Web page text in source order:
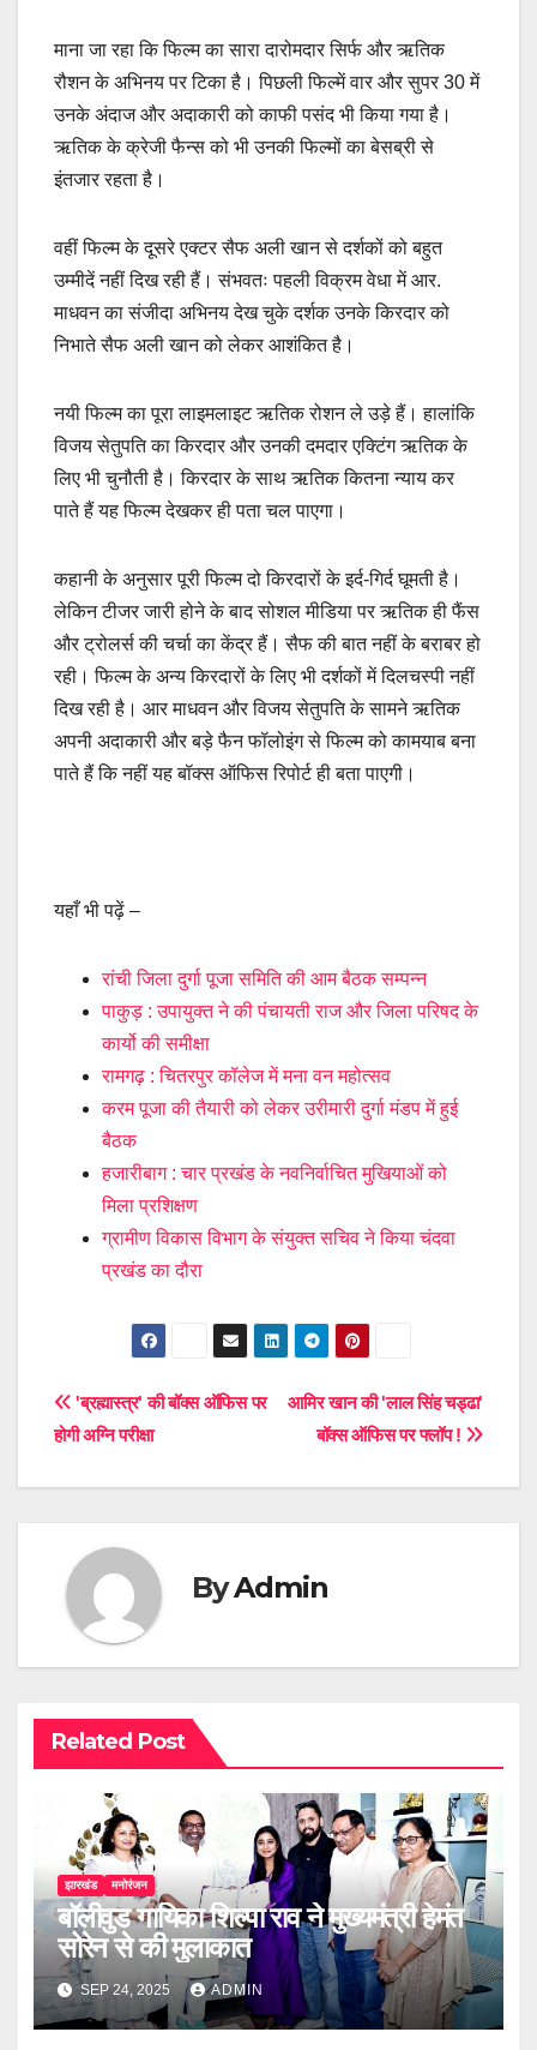
माना जा रहा कि फिल्म का सारा दारोमदार सिर्फ और ऋतिक
रौशन के अभिनय पर टिका है। पिछली फिल्में वार और सुपर 30 में
उनके अंदाज और अदाकारी को काफी पसंद भी किया गया है।
ऋतिक के क्रेजी फैन्स को भी उनकी फिल्मों का बेसब्री से
इंतजार रहता है।
वहीं फिल्म के दूसरे एक्टर सैफ अली खान से दर्शकों को बहुत
उम्मीदें नहीं दिख रही हैं। संभवतः पहली विक्रम वेधा में आर.
माधवन का संजीदा अभिनय देख चुके दर्शक उनके किरदार को
निभाते सैफ अली खान को लेकर आशंकित है।
नयी फिल्म का पूरा लाइमलाइट ऋतिक रोशन ले उड़े हैं। हालांकि
विजय सेतुपति का किरदार और उनकी दमदार एक्टिंग ऋतिक के
लिए भी चुनौती है। किरदार के साथ ऋतिक कितना न्याय कर
पाते हैं यह फिल्म देखकर ही पता चल पाएगा।
कहानी के अनुसार पूरी फिल्म दो किरदारों के इर्द-गिर्द घूमती है।
लेकिन टीजर जारी होने के बाद सोशल मीडिया पर ऋतिक ही फैंस
और ट्रोलर्स की चर्चा का केंद्र हैं। सैफ की बात नहीं के बराबर हो
रही। फिल्म के अन्य किरदारों के लिए भी दर्शकों में दिलचस्पी नहीं
दिख रही है। आर माधवन और विजय सेतुपति के सामने ऋतिक
अपनी अदाकारी और बड़े फैन फॉलोइंग से फिल्म को कामयाब बना
पाते हैं कि नहीं यह बॉक्स ऑफिस रिपोर्ट ही बता पाएगी।
यहाँ भी पढ़ें –
रांची जिला दुर्गा पूजा समिति की आम बैठक सम्पन्न
पाकुड़ : उपायुक्त ने की पंचायती राज और जिला परिषद के
कार्यो की समीक्षा
रामगढ़ : चितरपुर कॉलेज में मना वन महोत्सव
करम पूजा की तैयारी को लेकर उरीमारी दुर्गा मंडप में हुई
बैठक
हजारीबाग : चार प्रखंड के नवनिर्वाचित मुखियाओं को
मिला प्रशिक्षण
ग्रामीण विकास विभाग के संयुक्त सचिव ने किया चंदवा
प्रखंड का दौरा
Post
navigation
आमिर खान की 'लाल सिंह चड्ढा'
बॉक्स ऑफिस पर फ्लॉप !
'ब्रह्मास्त्र' की बॉक्स ऑफिस पर
होगी अग्नि परीक्षा
ByAdmin
Related Post
झारखंड मनोरंजन
बॉलीवुड गायिका शिल्पा राव ने मुख्यमंत्री हेमंत
सोरेन से की मुलाकात
SEP 24, 2025 ADMIN